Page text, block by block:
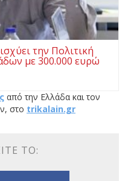
την Πολιτική
με 300.000 ευρώ
από την Ελλάδα και τον
στο trikalain.gr
ΤΟ: